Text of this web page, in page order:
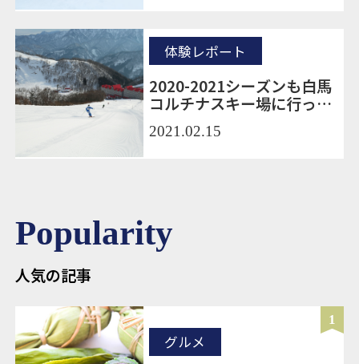
2020-2021シーズンも白馬
コルチナスキー場に行って
きました！
体験レポート
2021.02.15
Popularity
人気の記事
1
グルメ